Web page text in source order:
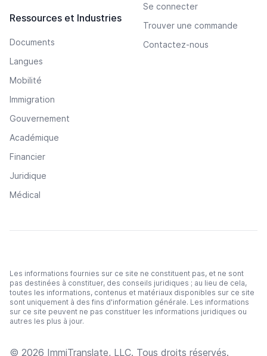
Ressources et Industries
Documents
Langues
Mobilité
Immigration
Gouvernement
Académique
Financier
Juridique
Médical
Se connecter
Trouver une commande
Contactez-nous
Les informations fournies sur ce site ne constituent pas, et ne sont
pas destinées à constituer, des conseils juridiques ; au lieu de cela,
toutes les informations, contenus et matériaux disponibles sur ce site
sont uniquement à des fins d'information générale. Les informations
sur ce site peuvent ne pas constituer les informations juridiques ou
autres les plus à jour.
© 2026 ImmiTranslate, LLC. Tous droits réservés.